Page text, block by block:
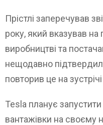
Прістлі заперечував
року, який вказував
виробництві та
нещодавно
повторив це на
Tesla планує
вантажівки на своєму